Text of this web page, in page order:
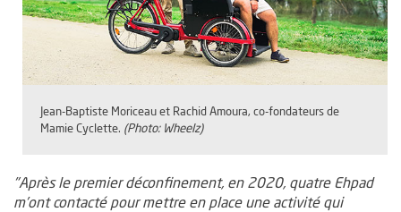
Jean-Baptiste Moriceau et Rachid Amoura, co-fondateurs de
Mamie Cyclette. (Photo: Wheelz)
"Après le premier déconfinement, en 2020, quatre Ehpad
m’ont contacté pour mettre en place une activité qui